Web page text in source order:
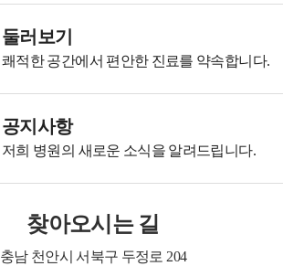
둘러보기
쾌적한 공간에서 편안한 진료를 약속합니다.
공지사항
저희 병원의 새로운 소식을 알려드립니다.
찾아오시는 길
충남 천안시 서북구 두정로 204